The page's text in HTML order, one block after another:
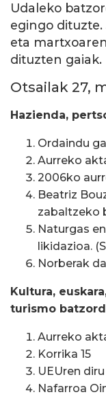
Udaleko
egingo
eta
dituzten gaiak.
Otsailak 27,
Hazienda,
Ordaindu
Aurreko
2006ko
Beatriz
zabaltzeko
Naturgas
likidazioa.
Norberak
Kultura,
turismo
Aurreko
Korrika 15
UEUren
Nafarroa